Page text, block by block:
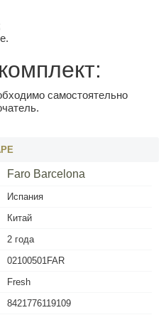
самостоятельно
Faro Barcelona
Испания
Китай
2 года
02100501FAR
Fresh
8421776119109